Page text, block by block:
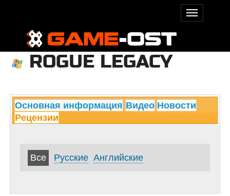
ROGUE LEGACY
Основная информация Видео Новости
Рецензии
Все Русские Английские